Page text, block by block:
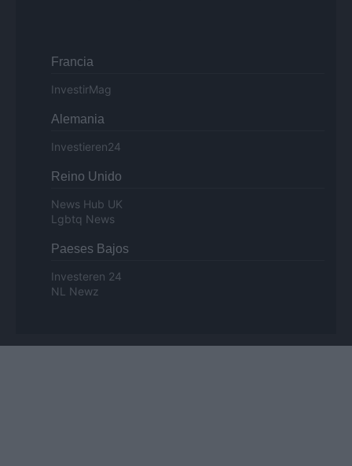
Francia
InvestirMag
Alemania
Investieren24
Reino Unido
News Hub UK
Lgbtq News
Paeses Bajos
Investeren 24
NL Newz